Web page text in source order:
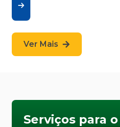
Ver Mais
Serviços para